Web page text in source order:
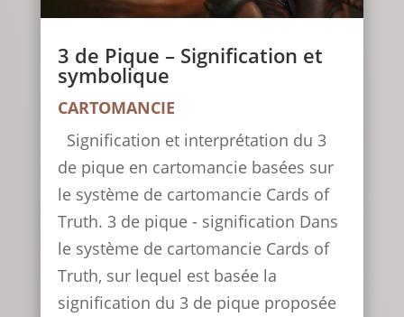
3 de Pique – Signification et
symbolique
CARTOMANCIE
Signification et interprétation du 3
de pique en cartomancie basées sur
le système de cartomancie Cards of
Truth. 3 de pique - signification Dans
le système de cartomancie Cards of
Truth, sur lequel est basée la
signification du 3 de pique proposée